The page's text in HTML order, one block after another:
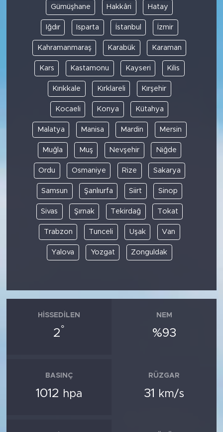
Gümüşhane Hakkâri Hatay
Iğdır Isparta İstanbul İzmir
Kahramanmaraş Karabük Karaman
Kars Kastamonu Kayseri Kilis
Kırıkkale Kırklareli Kırşehir
Kocaeli Konya Kütahya
Malatya Manisa Mardin Mersin
Muğla Muş Nevşehir Niğde
Ordu Osmaniye Rize Sakarya
Samsun Şanlıurfa Siirt Sinop
Sivas Şırnak Tekirdağ Tokat
Trabzon Tunceli Uşak Van
Yalova Yozgat Zonguldak
HISSEDILEN
2°
NEM
%93
BASINÇ
1012 hpa
RÜZGAR
31 km/s